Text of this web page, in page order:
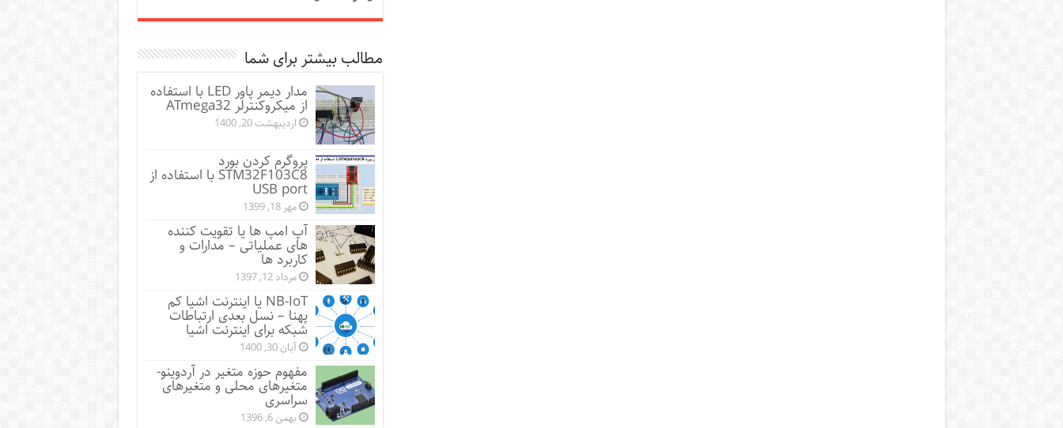
مطالب بیشتر برای شما
مدار دیمر پاور LED با استفاده
از میکروکنترلر ATmega32
اردیبهشت 20, 1400
پروگرم کردن بورد
STM32F103C8 با استفاده از
USB port
مهر 18, 1399
آپ امپ ها یا تقویت کننده
های عملیاتی – مدارات و
کاربرد ها
مرداد 12, 1397
NB-IoT یا اینترنت اشیا کم
پهنا – نسل بعدی ارتباطات
شبکه برای اینترنت اشیا
آبان 30, 1400
مفهوم حوزه متغیر در آردوینو-
متغیرهای محلی و متغیرهای
سراسری
بهمن 6, 1396